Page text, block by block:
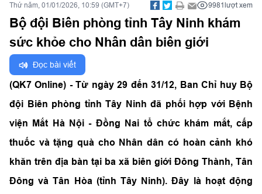
Thứ năm, 01/01/2026, 10:59 (GMT+7) 9981lượt xem
Bộ đội Biên phòng tỉnh Tây Ninh khám
sức khỏe cho Nhân dân biên giới
Đọc bài viết
(QK7 Online) - Từ ngày 29 đến 31/12, Ban Chỉ huy Bộ
đội Biên phòng tỉnh Tây Ninh đã phối hợp với Bệnh
viện Mắt Hà Nội - Đồng Nai tổ chức khám mắt, cấp
thuốc và tặng quà cho Nhân dân có hoàn cảnh khó
khăn trên địa bàn tại ba xã biên giới Đông Thành, Tân
Đông và Tân Hòa (tỉnh Tây Ninh). Đây là hoạt động